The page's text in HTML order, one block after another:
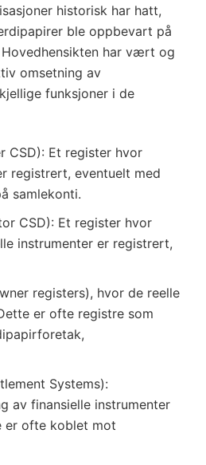
historisk har hatt,
ble oppbevart på
har vært og
omsetning av
funksjoner i de
CSD): Et register hvor
registrert, eventuelt med
samlekonti.
CSD): Et register hvor
instrumenter er registrert,
registers), hvor de reelle
er ofte registre som
Systems):
av finansielle instrumenter
er ofte koblet mot